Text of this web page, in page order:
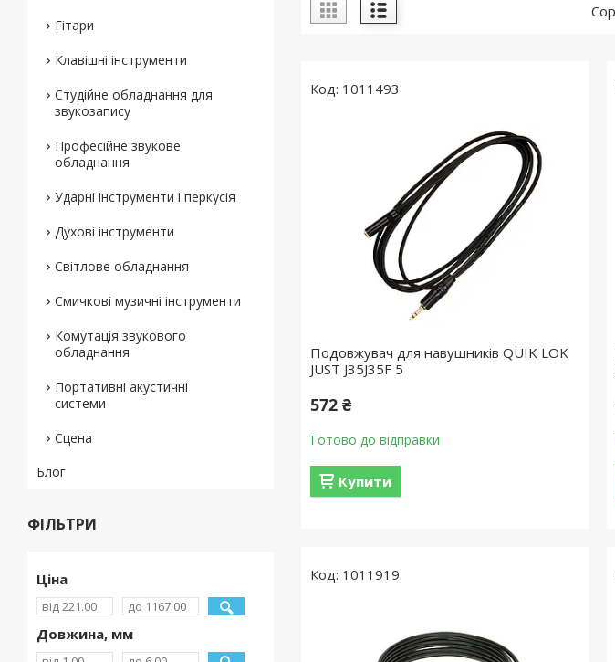
1011493
Подовжувач для навушників QUIK LOK
JUST J35J35F 5
572 ₴
Готово до відправки
Купити
1011919
Гітари
Клавішні інструменти
Студійне обладнання для
звукозапису
Професійне звукове
обладнання
Ударні інструменти і перкусія
Духові інструменти
Світлове обладнання
Смичкові музичні інструменти
Комутація звукового
обладнання
Портативні акустичні
системи
Сцена
Блог
ФІЛЬТРИ
Ціна
Довжина, мм